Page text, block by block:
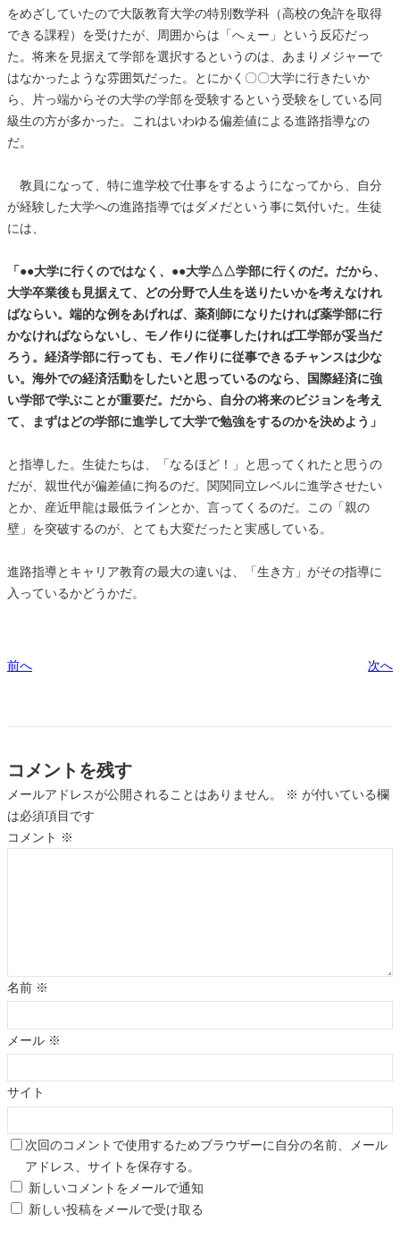
をめざしていたので大阪教育大学の特別数学科（高校の免許を取得
できる課程）を受けたが、周囲からは「へぇー」という反応だっ
た。将来を見据えて学部を選択するというのは、あまりメジャーで
はなかったような雰囲気だった。とにかく〇〇大学に行きたいか
ら、片っ端からその大学の学部を受験するという受験をしている同
級生の方が多かった。これはいわゆる偏差値による進路指導なの
だ。
教員になって、特に進学校で仕事をするようになってから、自分
が経験した大学への進路指導ではダメだという事に気付いた。生徒
には、
「●●大学に行くのではなく、●●大学△△学部に行くのだ。だから、
大学卒業後も見据えて、どの分野で人生を送りたいかを考えなけれ
ばならい。端的な例をあげれば、薬剤師になりたければ薬学部に行
かなければならないし、モノ作りに従事したければ工学部が妥当だ
ろう。経済学部に行っても、モノ作りに従事できるチャンスは少な
い。海外での経済活動をしたいと思っているのなら、国際経済に強
い学部で学ぶことが重要だ。だから、自分の将来のビジョンを考え
て、まずはどの学部に進学して大学で勉強をするのかを決めよう」
と指導した。生徒たちは、「なるほど！」と思ってくれたと思うの
だが、親世代が偏差値に拘るのだ。関関同立レベルに進学させたい
とか、産近甲龍は最低ラインとか、言ってくるのだ。この「親の
壁」を突破するのが、とても大変だったと実感している。
進路指導とキャリア教育の最大の違いは、「生き方」がその指導に
入っているかどうかだ。
前へ 次へ
コメントを残す
メールアドレスが公開されることはありません。 ※ が付いている欄
は必須項目です
コメント ※
名前 ※
メール ※
サイト
次回のコメントで使用するためブラウザーに自分の名前、メール
アドレス、サイトを保存する。
新しいコメントをメールで通知
新しい投稿をメールで受け取る